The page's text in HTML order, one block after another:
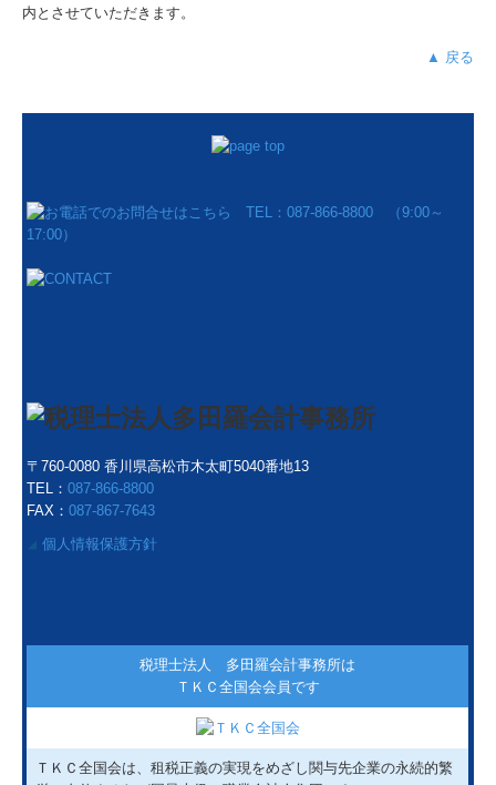
内とさせていただきます。
▲ 戻る
〒760-0080 香川県高松市木太町5040番地13
TEL：087-866-8800
FAX：087-867-7643
個人情報保護方針
税理士法人 多田羅会計事務所は
ＴＫＣ全国会会員です
ＴＫＣ全国会は、租税正義の実現をめざし関与先企業の永続的繁